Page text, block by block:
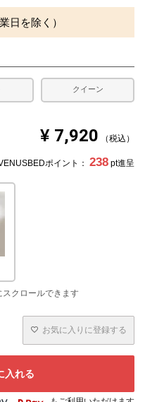
日を除く）
クイーン
¥ 7,920 税込
ポイント： 238 pt進呈
お気に入りに登録する
入れる